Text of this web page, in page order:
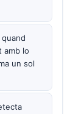
amb lo
un sol